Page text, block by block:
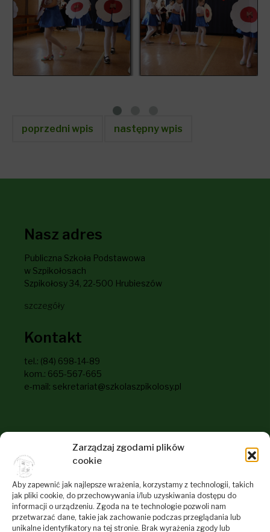
Zarządzaj zgodami plików
cookie
Aby zapewnić jak najlepsze wrażenia, korzystamy z technologii, takich
jak pliki cookie, do przechowywania i/lub uzyskiwania dostępu do
informacji o urządzeniu. Zgoda na te technologie pozwoli nam
przetwarzać dane, takie jak zachowanie podczas przeglądania lub
unikalne identyfikatory na tej stronie. Brak wyrażenia zgody lub
poprzedni wpis następny wpis
Nasz adres
Publiczna Szkoła Podstawowa
w Szpikołosach
Szpikołosy 34, 22-500 Hrubieszów
szczegóły
Kontakt
tel.: (84) 698-14-89
kom.: 665-567-665
e-mail: sekretariat@szkolaszpikolosy.pl
Informacje dla odwiedzających
naszą stronę
RODO
Deklaracja dostępności
Polityka plików cookies